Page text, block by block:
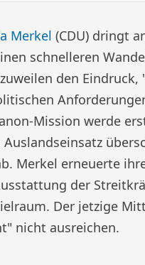
Merkel (CDU) dringt
schnelleren
den
Mission werde
Merkel erneuerte
der
Der jetzige
nicht ausreichen.